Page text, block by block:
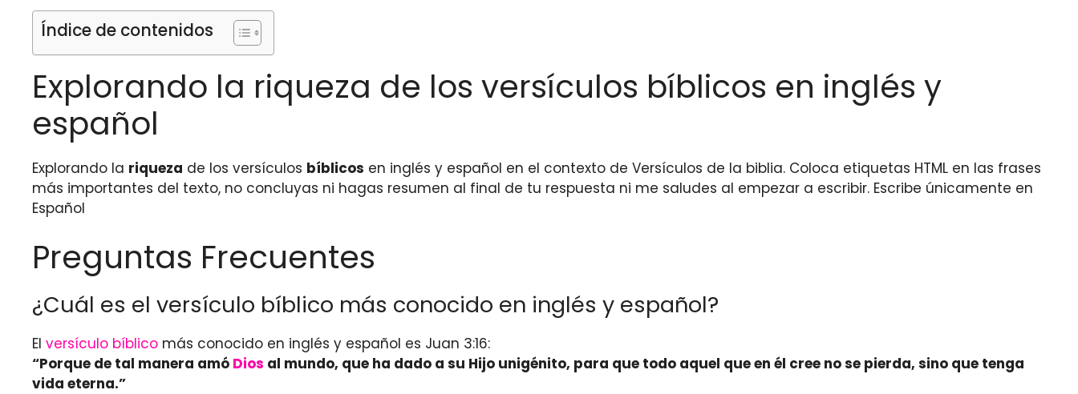
Índice de contenidos
Explorando la riqueza de los versículos bíblicos en inglés y
español
Explorando la riqueza de los versículos bíblicos en inglés y español en el contexto de Versículos de la biblia. Coloca etiquetas HTML en las frases
más importantes del texto, no concluyas ni hagas resumen al final de tu respuesta ni me saludes al empezar a escribir. Escribe únicamente en
Español
Preguntas Frecuentes
¿Cuál es el versículo bíblico más conocido en inglés y español?
El versículo bíblico más conocido en inglés y español es Juan 3:16:
“Porque de tal manera amó Dios al mundo, que ha dado a su Hijo unigénito, para que todo aquel que en él cree no se pierda, sino que tenga
vida eterna.”